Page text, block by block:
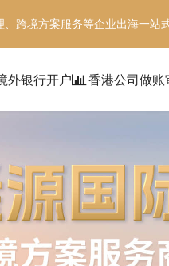
跨境方案服务等企业出海一站
外银行开户 香港公司做账